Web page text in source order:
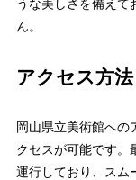
うな美しさを備えて
ん。
アクセス方法
岡山県立美術館への
クセスが可能です。
運行しており、スム